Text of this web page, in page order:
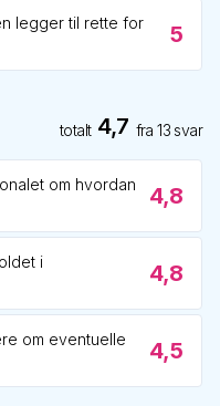
legger til rette for
5
totalt 4,7 fra13 svar
om hvordan
4,8
i
4,8
om eventuelle
4,5